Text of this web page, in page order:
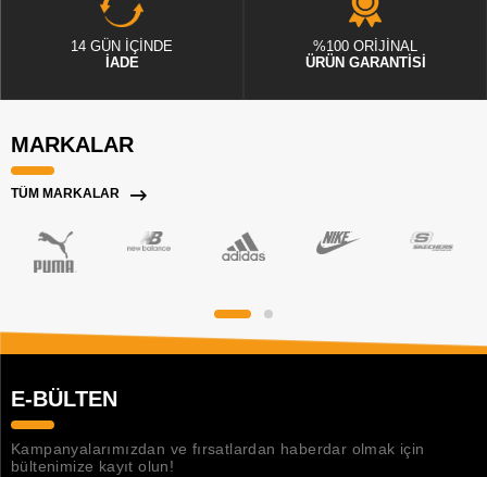
14 GÜN İÇİNDE
İADE
%100 ORİJİNAL
ÜRÜN GARANTİSİ
MARKALAR
TÜM MARKALAR
E-BÜLTEN
Kampanyalarımızdan ve fırsatlardan haberdar olmak için
bültenimize kayıt olun!